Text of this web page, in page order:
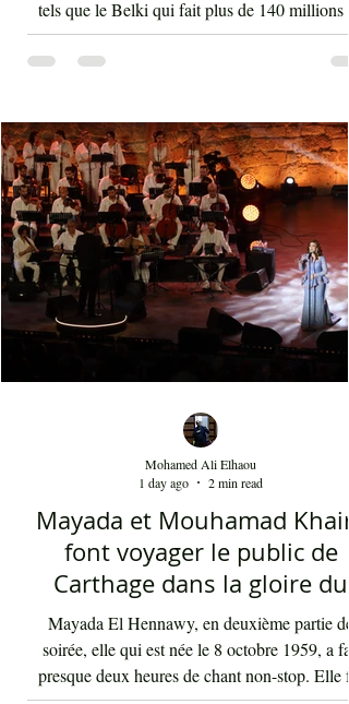
Guidé par le chef du groupe Mustafa Yavuz,
Dedublüman ont performé leurs meilleurs
font la gloire mondiale actuelle de cette bande.
musique de Dedublüman reflète bel et bien
l'identité turque, trouvant harmonieusement sa
place entre les civilisations orientale et
occidentale. Le son de la clarinette est à
d'un cri d'un loup sur les montagnes.
Dédublüm
Mayada et Mouhamad Khairy
font voyager le public de
Carthage dans la gloire du
chant et de la musique
Mayada El Hennawy, en deuxième partie de
Mohamed Ali Elhaou
1 day ago
2 min read